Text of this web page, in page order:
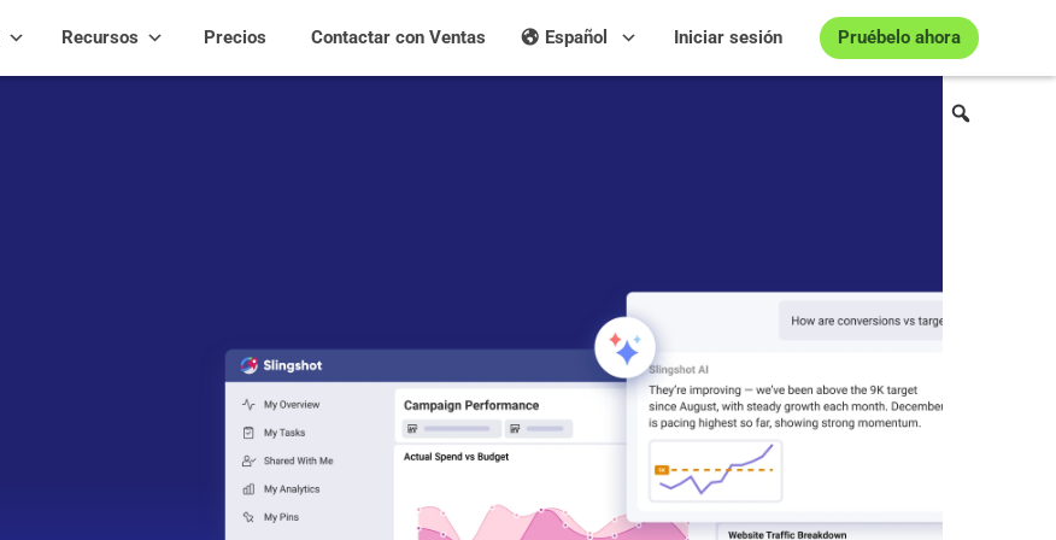
Recursos Precios Pruébelo ahora
Iniciar sesión
Español
Contactar con Ventas